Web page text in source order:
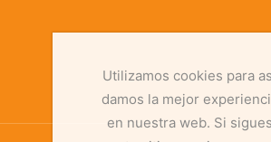
Utilizamos cookies para
damos la mejor
en nuestra web. Si